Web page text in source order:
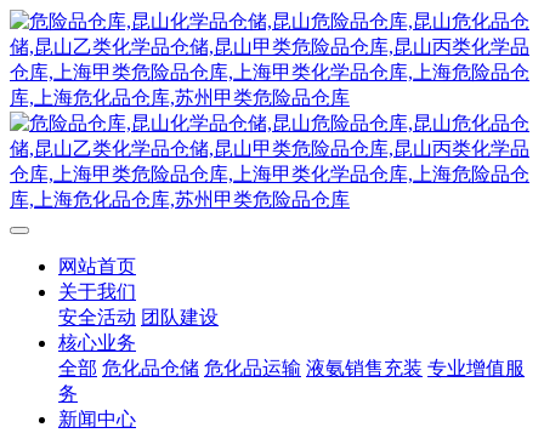
网站首页
关于我们
安全活动 团队建设
核心业务
全部 危化品仓储 危化品运输 液氨销售充装 专业增值服
务
新闻中心